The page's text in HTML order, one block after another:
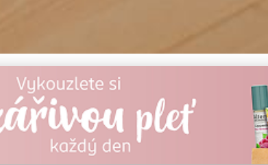
zajistit jejich